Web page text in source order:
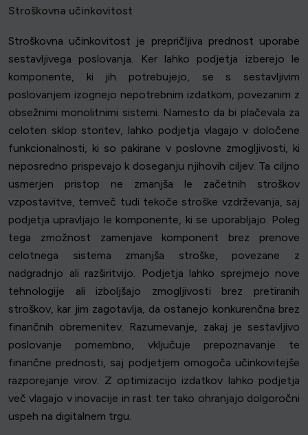
Stroškovna učinkovitost
Stroškovna učinkovitost je prepričljiva prednost uporabe
sestavljivega poslovanja. Ker lahko podjetja izberejo le
komponente, ki jih potrebujejo, se s sestavljivim
poslovanjem izognejo nepotrebnim izdatkom, povezanim z
obsežnimi monolitnimi sistemi. Namesto da bi plačevala za
celoten sklop storitev, lahko podjetja vlagajo v določene
funkcionalnosti, ki so pakirane v poslovne zmogljivosti, ki
neposredno prispevajo k doseganju njihovih ciljev. Ta ciljno
usmerjen pristop ne zmanjša le začetnih stroškov
vzpostavitve, temveč tudi tekoče stroške vzdrževanja, saj
podjetja upravljajo le komponente, ki se uporabljajo. Poleg
tega zmožnost zamenjave komponent brez prenove
celotnega sistema zmanjša stroške, povezane z
nadgradnjo ali razširitvijo. Podjetja lahko sprejmejo nove
tehnologije ali izboljšajo zmogljivosti brez pretiranih
stroškov, kar jim zagotavlja, da ostanejo konkurenčna brez
finančnih obremenitev. Razumevanje, zakaj je sestavljivo
poslovanje pomembno, vključuje prepoznavanje te
finančne prednosti, saj podjetjem omogoča učinkovitejše
razporejanje virov. Z optimizacijo izdatkov lahko podjetja
več vlagajo v inovacije in rast ter tako ohranjajo dolgoročni
uspeh na digitalnem trgu.